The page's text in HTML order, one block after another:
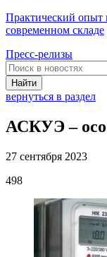
Практический опыт
современном складе
Пресс-релизы
Найти
вернуться в раздел
АСКУЭ –
27 сентября 2023
498